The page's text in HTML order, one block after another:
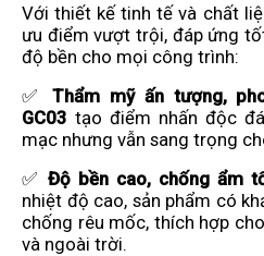
Với thiết kế tinh tế và chất
ưu điểm vượt trội, đáp ứng
độ bền cho mọi công trình:
✅ Thẩm mỹ ấn tượng,
GC03 tạo điểm nhấn độc
mạc nhưng vẫn sang trọng
✅ Độ bền cao, chống ẩm
nhiệt độ cao, sản phẩm có
chống rêu mốc, thích hợp
và ngoài trời.